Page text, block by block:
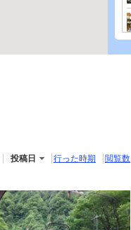
投稿日 行った時期 閲覧数